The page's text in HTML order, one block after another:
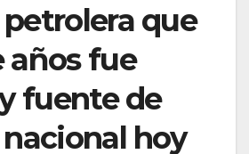
petrolera que
años fue
fuente de
hoy